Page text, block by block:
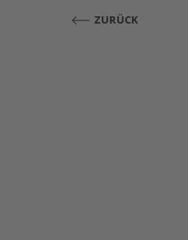
ZURÜCK